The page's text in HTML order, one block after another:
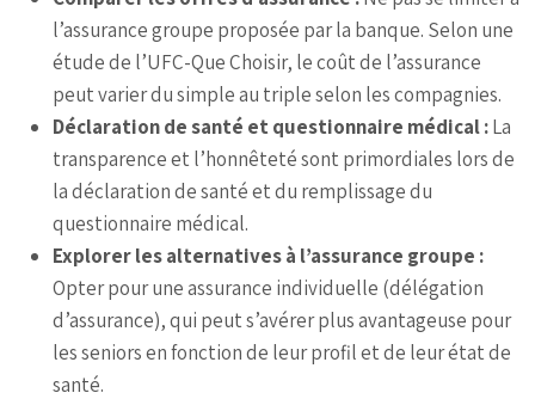
l’assurance groupe proposée par la banque. Selon une
étude de l’UFC-Que Choisir, le coût de l’assurance
peut varier du simple au triple selon les compagnies.
Déclaration de santé et questionnaire médical :La
transparence et l’honnêteté sont primordiales lors de
la déclaration de santé et du remplissage du
questionnaire médical.
Explorer les alternatives à l’assurance groupe :
Opter pour une assurance individuelle (délégation
d’assurance), qui peut s’avérer plus avantageuse pour
les seniors en fonction de leur profil et de leur état de
santé.